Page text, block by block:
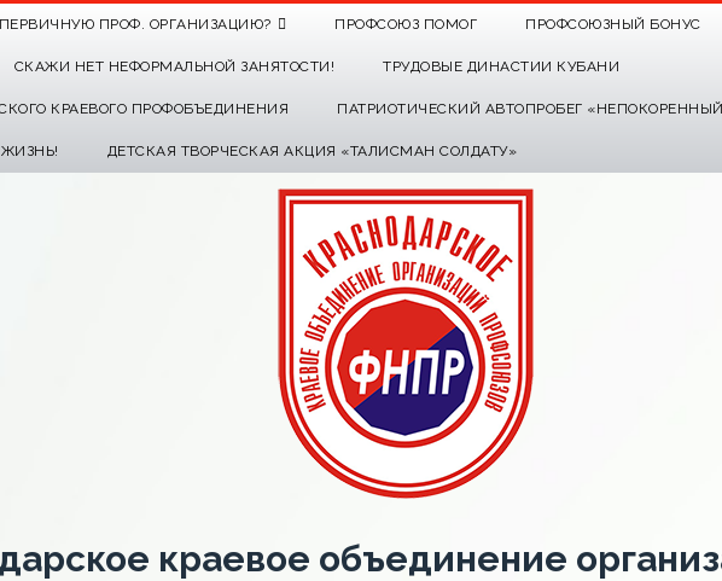
ПЕРВИЧНУЮ ПРОФ. ОРГАНИЗАЦИЮ? ПРОФСОЮЗ ПОМОГ ПРОФСОЮЗНЫЙ БОНУС
СКАЖИ НЕТ НЕФОРМАЛЬНОЙ ЗАНЯТОСТИ! ТРУДОВЫЕ ДИНАСТИИ КУБАНИ
КРАЕВОГО ПРОФОБЪЕДИНЕНИЯ ПАТРИОТИЧЕСКИЙ АВТОПРОБЕГ
ДЕТСКАЯ ТВОРЧЕСКАЯ АКЦИЯ «ТАЛИСМАН СОЛДАТУ»
краевое объединение